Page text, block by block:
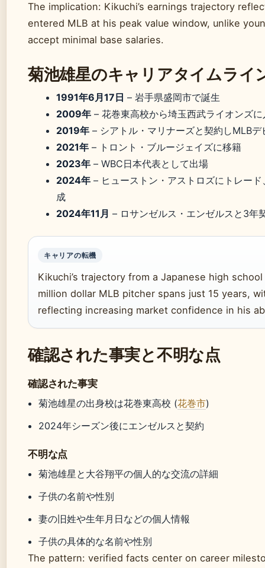
The implication: Kikuchi’s earnings trajectory
entered MLB at his peak value window, unlike
accept minimal base salaries.
菊池雄星のキャリアタイムライ
1991年6月17日 – 岩手県盛岡市で誕生
2009年 – 花巻東高校から埼玉西武ライオンズに
2019年 – シアトル・マリナーズと契約しMLBデ
2021年 – トロント・ブルージェイズに移籍
2023年 – WBC日本代表として出場
2024年 – ヒューストン・アストロズにトレー
成
2024年11月 – ロサンゼルス・エンゼルスと3年
キャリアの転機
Kikuchi’s trajectory from a Japanese high
million dollar MLB pitcher spans just 15 years,
reflecting increasing market confidence in his
確認された事実と不明な点
確認された事実
菊池雄星の出身校は花巻東高校 (花巻市)
2024年シーズン後にエンゼルスと契約
不明な点
菊池雄星と大谷翔平の個人的な交流の詳細
子供の名前や性別
妻の旧姓や生年月日などの個人情報
子供の具体的な名前や性別
The pattern: verified facts center on career